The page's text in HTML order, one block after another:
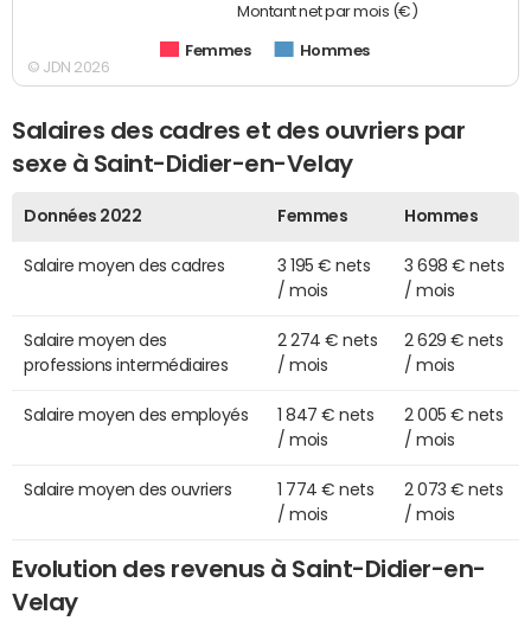
Montant net par mois (€)
Femmes Hommes
© JDN 2026
Salaires des cadres et des ouvriers par
sexe à Saint-Didier-en-Velay
Données 2022 Femmes Hommes
Salaire moyen des cadres
3 195 € nets
/ mois
3 698 € nets
/ mois
Salaire moyen des
professions intermédiaires
2 274 € nets
/ mois
2 629 € nets
/ mois
Salaire moyen des employés
1 847 € nets
/ mois
2 005 € nets
/ mois
Salaire moyen des ouvriers
1 774 € nets
/ mois
2 073 € nets
/ mois
Evolution des revenus à Saint-Didier-en-
Velay